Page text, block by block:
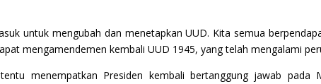
untuk mengubah dan menetapkan UUD. Kita semua
mengamendemen kembali UUD 1945, yang telah mengalami
menempatkan Presiden kembali bertanggung jawab pada